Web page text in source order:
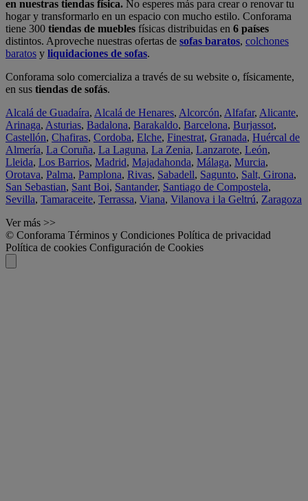
en nuestras tiendas física. No esperes más para crear o renovar tu
hogar y transformarlo en un espacio con mucho estilo. Conforama
tiene 300 tiendas de muebles físicas distribuidas en 6 países
distintos. Aproveche nuestras ofertas de sofas baratos, colchones
baratos y liquidaciones de sofas.
Conforama solo comercializa a través de su website o, físicamente,
en sus tiendas de sofás.
Alcalá de Guadaíra, Alcalá de Henares, Alcorcón, Alfafar, Alicante,
Arinaga, Asturias, Badalona, Barakaldo, Barcelona, Burjassot,
Castellón, Chafiras, Cordoba, Elche, Finestrat, Granada, Huércal de
Almería, La Coruña, La Laguna, La Zenia, Lanzarote, León,
Lleida, Los Barrios, Madrid, Majadahonda, Málaga, Murcia,
Orotava, Palma, Pamplona, Rivas, Sabadell, Sagunto, Salt, Girona,
San Sebastian, Sant Boi, Santander, Santiago de Compostela,
Sevilla, Tamaraceite, Terrassa, Viana, Vilanova i la Geltrú, Zaragoza
Ver más >>
© Conforama Términos y Condiciones Política de privacidad
Política de cookies Configuración de Cookies